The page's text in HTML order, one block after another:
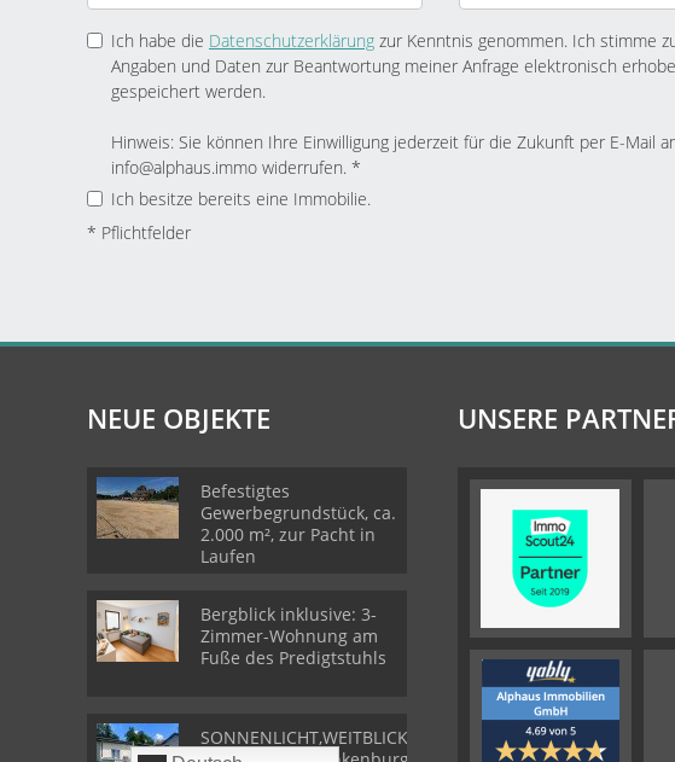
Ich habe die Datenschutzerklärung zur Kenntnis genommen. Ich stimme
Angaben und Daten zur Beantwortung meiner Anfrage elektronisch
gespeichert werden.
Hinweis: Sie können Ihre Einwilligung jederzeit für die Zukunft per E-Mail
info@alphaus.immo widerrufen. *
Ich besitze bereits eine Immobilie.
* Pflichtfelder
NEUE OBJEKTE
Befestigtes
Gewerbegrundstück, ca.
2.000 m², zur Pacht in
Laufen
Bergblick inklusive: 3-
Zimmer-Wohnung am
Fuße des Predigtstuhls
SONNENLICHT,WEITBLICK,WOHLGEFÜHL-
UNSERE